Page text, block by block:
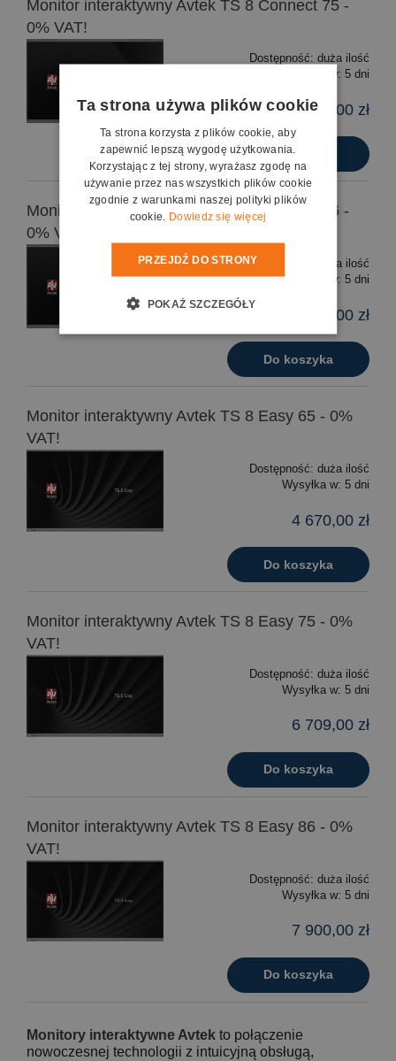
Monitor interaktywny Avtek TS 8 Connect 75 -
0% VAT!
Dostępność: duża ilość
Wysyłka w: 5 dni
9 700,00 zł
Do koszyka
Monitor interaktywny Avtek TS 8 Connect 86 -
0% VAT!
Dostępność:
duża ilość
Wysyłka w: 5 dni
11 800,00 zł
Do koszyka
Monitor interaktywny Avtek TS 8 Easy 65 - 0%
VAT!
Dostępność: duża ilość
Wysyłka w: 5 dni
4 670,00 zł
Do koszyka
Monitor interaktywny Avtek TS 8 Easy 75 - 0%
VAT!
Dostępność: duża ilość
Wysyłka w: 5 dni
6 709,00 zł
Do koszyka
Monitor interaktywny Avtek TS 8 Easy 86 - 0%
VAT!
Dostępność: duża ilość
Wysyłka w: 5 dni
7 900,00 zł
Do koszyka
Monitory interaktywne Avtek to połączenie
nowoczesnej technologii z intuicyjną obsługą,
Ta strona używa plików cookie
Ta strona korzysta z plików cookie, aby
zapewnić lepszą wygodę użytkowania.
Korzystając z tej strony, wyrażasz zgodę na
używanie przez nas wszystkich plików cookie
zgodnie z warunkami naszej polityki plików
cookie. Dowiedz się więcej
PRZEJDŹ DO STRONY
POKAŻ SZCZEGÓŁY